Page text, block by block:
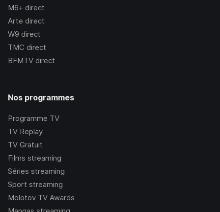
M6+ direct
Arte direct
W9 direct
TMC direct
BFMTV direct
Nos programmes
Programme TV
TV Replay
TV Gratuit
Films streaming
Séries streaming
Sport streaming
Molotov TV Awards